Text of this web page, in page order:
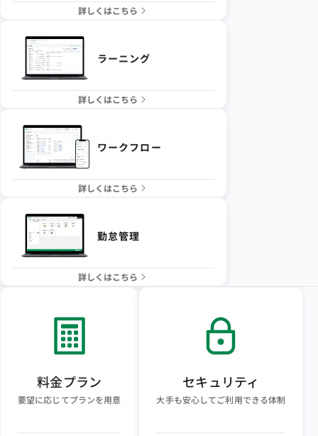
詳しくはこちら
ラーニング
詳しくはこちら
ワークフロー
詳しくはこちら
勤怠管理
詳しくはこちら
料金プラン
要望に応じてプランを用意
セキュリティ
大手も安心してご利用できる体制